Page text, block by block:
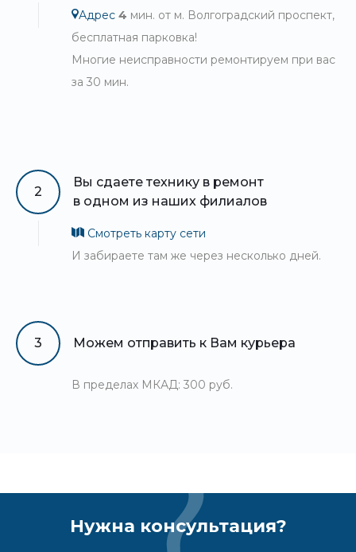
Адрес 4 мин. от м. Волгоградский проспект,
бесплатная парковка!
Многие неисправности ремонтируем при вас
за 30 мин.
2
Вы сдаете технику в ремонт
в одном из наших филиалов
Смотреть карту сети
И забираете там же через несколько дней.
3 Можем отправить к Вам курьера
В пределах МКАД: 300 руб.
Нужна консультация?